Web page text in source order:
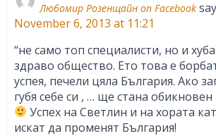
Любомир Розенщайн on Facebook
November 6, 2013 at 11:21
“не само топ специалисти, но и
здраво общество. Ето това е
успея, печели цяла България. Ако
губя себе си , … ще стана
Успех на Светлин и на хората
искат да променят България!